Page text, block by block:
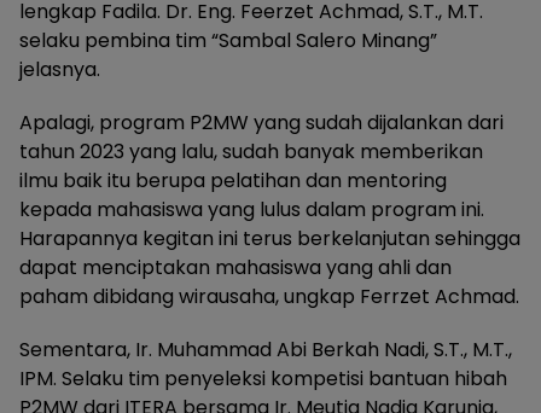
lengkap Fadila. Dr. Eng. Feerzet Achmad, S.T., M.T.
selaku pembina tim “Sambal Salero Minang”
jelasnya.
Apalagi, program P2MW yang sudah dijalankan dari
tahun 2023 yang lalu, sudah banyak memberikan
ilmu baik itu berupa pelatihan dan mentoring
kepada mahasiswa yang lulus dalam program ini.
Harapannya kegitan ini terus berkelanjutan sehingga
dapat menciptakan mahasiswa yang ahli dan
paham dibidang wirausaha, ungkap Ferrzet Achmad.
Sementara, Ir. Muhammad Abi Berkah Nadi, S.T., M.T.,
IPM. Selaku tim penyeleksi kompetisi bantuan hibah